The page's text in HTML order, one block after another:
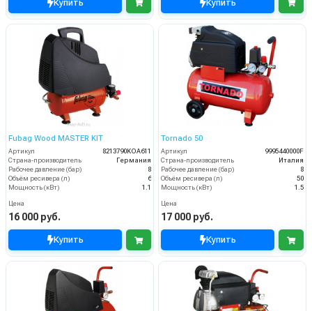
Купить Купить
Fubag Wood MASTER KIT
Артикул
8213790KOA611
Страна-производитель
Германия
Рабочее давление (бар)
8
Объём ресивера (л)
6
Мощность (кВт)
1.1
Цена
16 000 руб.
Купить
Tornаdo 50
Артикул
9995440000F
Страна-производитель
Италия
Рабочее давление (бар)
8
Объём ресивера (л)
50
Мощность (кВт)
1.5
Цена
17 000 руб.
Купить